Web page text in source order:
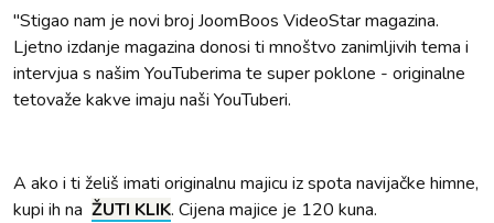
"Stigao nam je novi broj JoomBoos VideoStar magazina.
Ljetno izdanje magazina donosi ti mnoštvo zanimljivih tema i
intervjua s našim YouTuberima te super poklone - originalne
tetovaže kakve imaju naši YouTuberi.
A ako i ti želiš imati originalnu majicu iz spota navijačke himne,
kupi ih na ŽUTI KLIK. Cijena majice je 120 kuna.